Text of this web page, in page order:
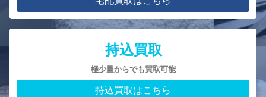
持込買取
極少量からでも買取可能
持込買取はこちら